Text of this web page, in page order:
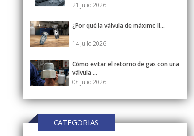
21 Julio 2026
¿Por qué la válvula de máximo ll...
14 Julio 2026
Cómo evitar el retorno de gas con una
válvula ...
08 Julio 2026
CATEGORIAS